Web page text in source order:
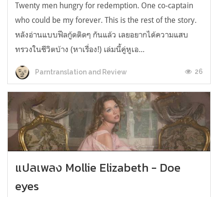
Twenty men hungry for redemption. One co-captain
who could be my forever. This is the rest of the story.
หลังอ่านแบบฟีลกู้ดติดๆ กันแล้ว เลยอยากได้ความแสบ
ทรวงในชีวิตบ้าง (หาเรื่อง!) เล่มนี้คู่หูเอ...
Parntranslation and Review 26
แปลเพลง Mollie Elizabeth - Doe
eyes